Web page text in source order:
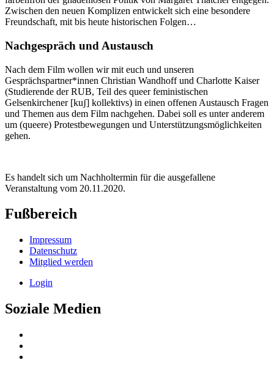
Zwischen den neuen Komplizen entwickelt sich eine besondere
Freundschaft, mit bis heute historischen Folgen…
Nachgespräch und Austausch
Nach dem Film wollen wir mit euch und unseren
Gesprächspartner*innen Christian Wandhoff und Charlotte Kaiser
(Studierende der RUB, Teil des queer feministischen
Gelsenkirchener [kuʃ] kollektivs) in einen offenen Austausch Fragen
und Themen aus dem Film nachgehen. Dabei soll es unter anderem
um (queere) Protestbewegungen und Unterstützungsmöglichkeiten
gehen.
Es handelt sich um Nachholtermin für die ausgefallene
Veranstaltung vom 20.11.2020.
Fußbereich
Impressum
Datenschutz
Mitglied werden
Login
Soziale Medien